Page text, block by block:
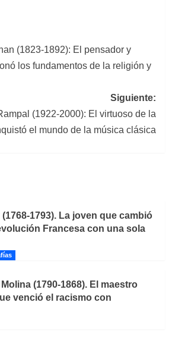
(1823-1892): El pensador y
los fundamentos de la religión y
Siguiente:
(1922-2000): El virtuoso de la
el mundo de la música clásica
1793). La joven que cambió
Francesa con una sola
(1790-1868). El maestro
venció el racismo con